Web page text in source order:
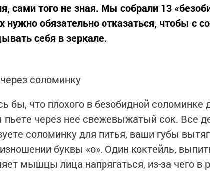
сами того не зная. Мы собрали 13
нужно обязательно отказаться, чтобы с
себя в зеркале.
соломинку
бы, что плохого в безобидной соломинке
пьете через нее свежевыжатый сок. Все
соломинку для питья, ваши губы
буквы «о». Один коктейль,
мышцы лица напрягаться, из-за чего в